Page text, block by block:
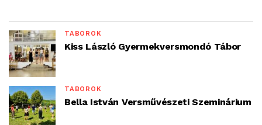
TÁBOROK
Kiss László Gyermekversmondó Tábor
TÁBOROK
Bella István Versművészeti Szeminárium